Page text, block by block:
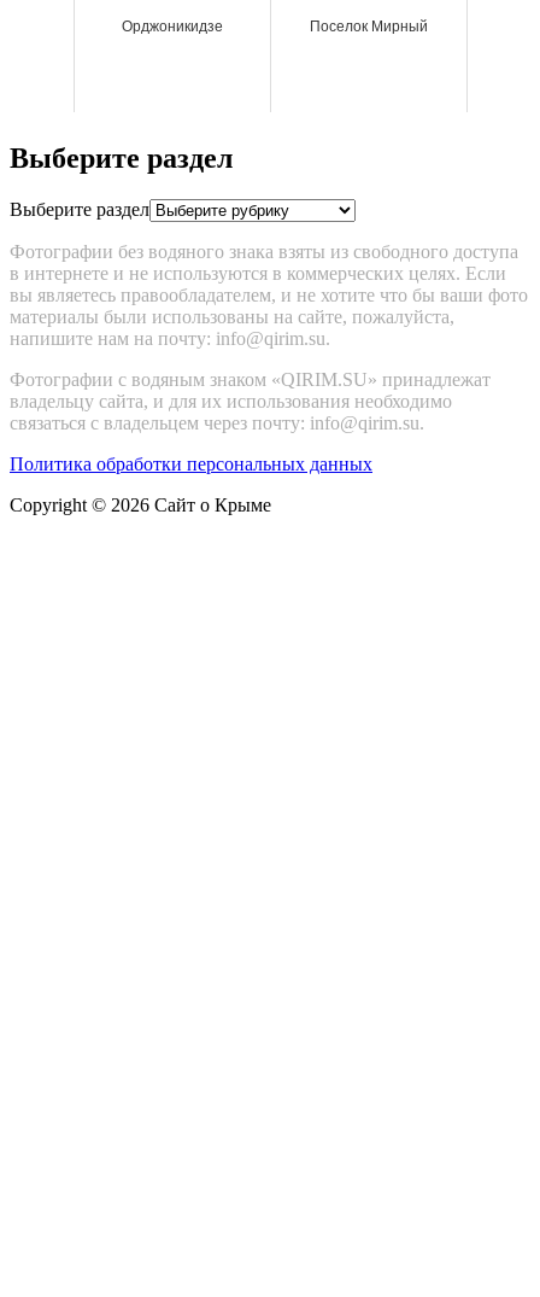
Орджоникидзе Поселок Мирный
Выберите раздел
Выберите раздел
Фотографии без водяного знака взяты из свободного доступа
в интернете и не используются в коммерческих целях. Если
вы являетесь правообладателем, и не хотите что бы ваши фото
материалы были использованы на сайте, пожалуйста,
напишите нам на почту: info@qirim.su.
Фотографии с водяным знаком «QIRIM.SU» принадлежат
владельцу сайта, и для их использования необходимо
связаться c владельцем через почту: info@qirim.su.
Политика обработки персональных данных
Copyright © 2026 Сайт о Крыме